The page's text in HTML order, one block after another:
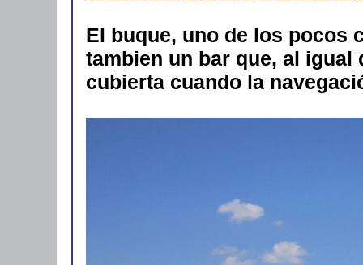
El buque, uno de los pocos
tambien un bar que, al igual
cubierta cuando la